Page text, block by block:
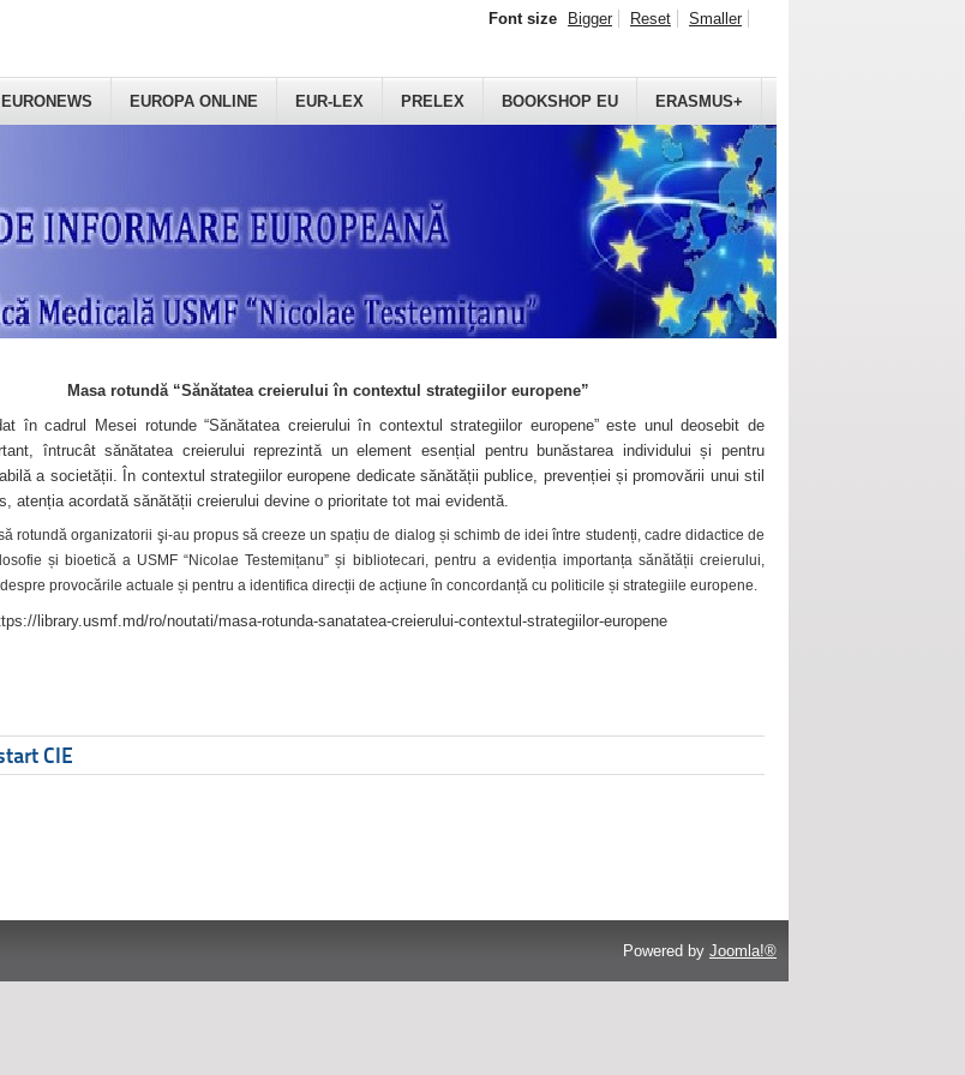
EURONEWS EUROPA ONLINE EUR-LEX PRELEX BOOKSHOP EU ERASMUS+
Font size Bigger Reset Smaller
Masa rotundă “Sănătatea creierului în contextul strategiilor europene”
în cadrul Mesei rotunde “Sănătatea creierului în contextul strategiilor europene” este unul deosebit de
întrucât sănătatea creierului reprezintă un element esențial pentru bunăstarea individului și pentru
a societății. În contextul strategiilor europene dedicate sănătății publice, prevenției și promovării unui stil
atenția acordată sănătății creierului devine o prioritate tot mai evidentă.
rotundă organizatorii şi-au propus să creeze un spațiu de dialog și schimb de idei între studenți, cadre didactice de
și bioetică a USMF “Nicolae Testemițanu” și bibliotecari, pentru a evidenția importanța sănătății creierului,
provocările actuale și pentru a identifica direcții de acțiune în concordanță cu politicile și strategiile europene.
library.usmf.md/ro/noutati/masa-rotunda-sanatatea-creierului-contextul-strategiilor-europene
CIE
Powered by Joomla!®